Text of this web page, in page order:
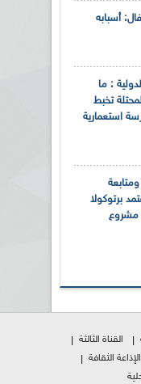
أسبابه
: ما
تخبط
استعمارية
برتوكولا
مشروع
القناة الثالثة
الإذاعة الثقافة